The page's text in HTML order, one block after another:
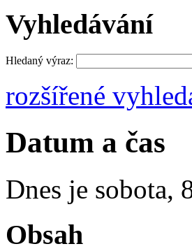
Vyhledávání
Hledaný výraz:
rozšířené
Datum a čas
Dnes je sobota,
Obsah